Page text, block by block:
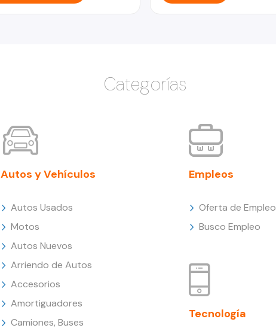
Categorías
Autos y Vehículos
Autos Usados
Motos
Autos Nuevos
Arriendo de Autos
Accesorios
Amortiguadores
Camiones, Buses
Empleos
Oferta de Empleo
Busco Empleo
Tecnología